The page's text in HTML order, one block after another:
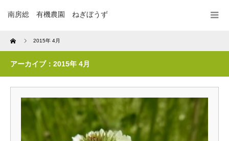
南房総 有機農園 ねぎぼうず
Home 2015年 4月
アーカイブ：2015年 4月